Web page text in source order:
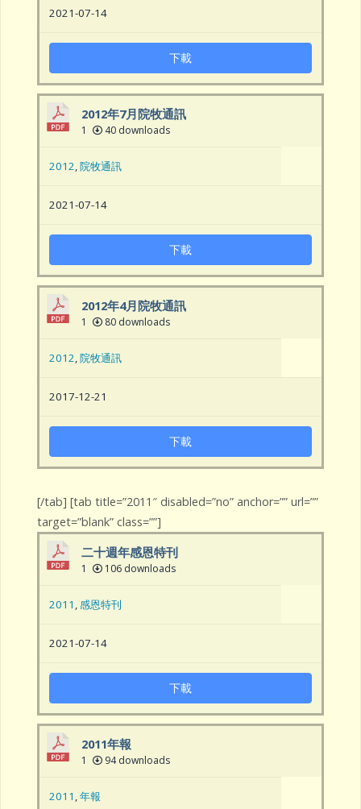
2021-07-14
下載
2012年7月院牧通訊
1 40 downloads
2012,院牧通訊
2021-07-14
下載
2012年4月院牧通訊
1 80 downloads
2012,院牧通訊
2017-12-21
下載
[/tab] [tab title=”2011″ disabled=”no” anchor=”” url=””
target=”blank” class=””]
二十週年感恩特刊
1 106 downloads
2011 ,感恩特刊
2021-07-14
下載
2011年報
1 94 downloads
2011 ,年報